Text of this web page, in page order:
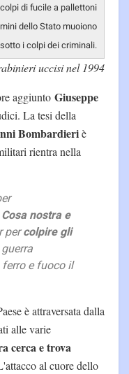
di fucile a pallettoni
dello Stato muoiono
sotto i colpi dei criminali.
uccisi nel 1994
aggiunto Giuseppe
La tesi della
Bombardieriè
rientra nella
Cosa nostra e
percolpire gli
e fuoco il
è attraversata dalla
alle varie
cerca e trova
al cuore dello